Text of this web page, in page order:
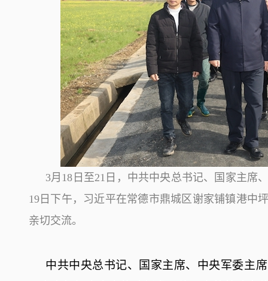
3月18日至21日，中共中央总书记、国家主席
19日下午，习近平在常德市鼎城区谢家铺镇港中
亲切交流。
中共中央总书记、国家主席、中央军委主